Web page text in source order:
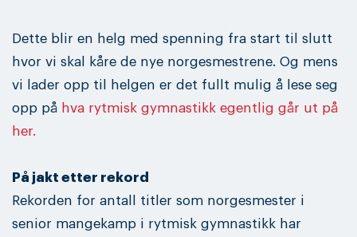
Dette blir en helg med spenning fra start til slutt
hvor vi skal kåre de nye norgesmestrene. Og mens
vi lader opp til helgen er det fullt mulig å lese seg
opp på hva rytmisk gymnastikk egentlig går ut på
her.
På jakt etter rekord
Rekorden for antall titler som norgesmester i
senior mangekamp i rytmisk gymnastikk har